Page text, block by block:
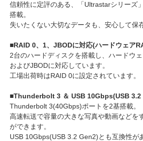
信頼性に定評のある、「Ultrastarシリーズ
搭載。
失いたくない大切なデータも、安心して保
■RAID 0、1、JBODに対応(ハードウェア
2台のハードディスクを搭載し、ハードウ
およびJBODに対応しています。
工場出荷時はRAID 0に設定されています。
■Thunderbolt 3 ＆ USB 10Gbps(USB 3.2
Thunderbolt 3(40Gbps)ポートを2基搭載。
高速転送で容量の大きな写真や動画などを
ができます。
USB 10Gbps(USB 3.2 Gen2)とも互換性が